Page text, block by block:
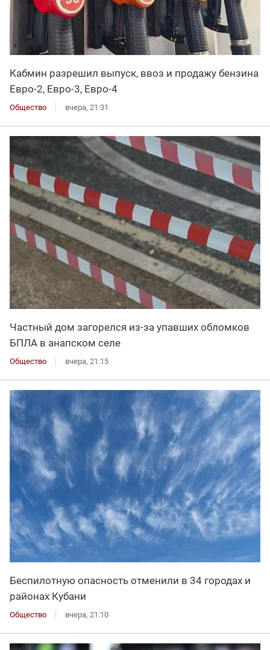
Кабмин разрешил выпуск, ввоз и продажу бензина
Евро-2, Евро-3, Евро-4
Общество вчера, 21:31
Частный дом загорелся из-за упавших обломков
БПЛА в анапском селе
Общество вчера, 21:15
Беспилотную опасность отменили в 34 городах и
районах Кубани
Общество вчера, 21:10